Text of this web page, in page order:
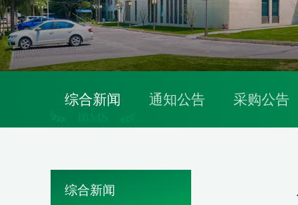
综合新闻 通知公告 采购公告
综合新闻